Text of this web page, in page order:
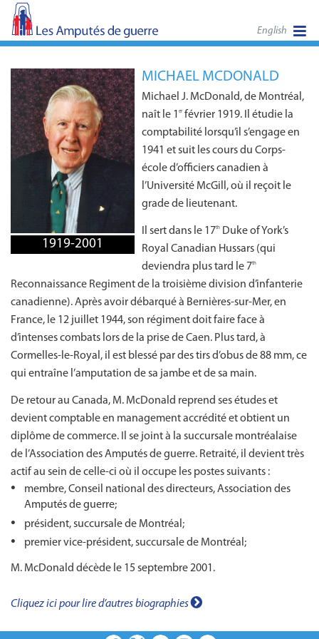
English
1919-2001
MICHAEL MCDONALD
Michael J. McDonald, de Montréal,
naît le 1er février 1919. Il étudie la
comptabilité lorsqu’il s’engage en
1941 et suit les cours du Corps-
école d’officiers canadien à
l’Université McGill, où il reçoit le
grade de lieutenant.
Il sert dans le 17th
Duke of York’s
Royal Canadian Hussars (qui
deviendra plus tard le 7th
Reconnaissance Regiment de la troisième division d’infanterie
canadienne). Après avoir débarqué à Bernières-sur-Mer, en
France, le 12 juillet 1944, son régiment doit faire face à
d’intenses combats lors de la prise de Caen. Plus tard, à
Cormelles-le-Royal, il est blessé par des tirs d’obus de 88 mm, ce
qui entraîne l’amputation de sa jambe et de sa main.
De retour au Canada, M. McDonald reprend ses études et
devient comptable en management accrédité et obtient un
diplôme de commerce. Il se joint à la succursale montréalaise
de l’Association des Amputés de guerre. Retraité, il devient très
actif au sein de celle-ci où il occupe les postes suivants :
membre, Conseil national des directeurs, Association des
Amputés de guerre;
président, succursale de Montréal;
premier vice-président, succursale de Montréal;
M. McDonald décède le 15 septembre 2001.
Cliquez ici pour lire d’autres biographies